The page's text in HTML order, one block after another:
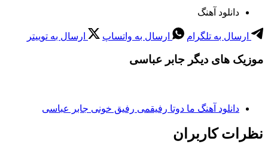
دانلود آهنگ
ارسال به تلگرام ارسال به واتساپ ارسال به توییتر
موزیک های دیگر جابر عباسی
دانلود آهنگ ما دوتا رفیقمی رفیق خونی جابر عباسی
نظرات کاربران